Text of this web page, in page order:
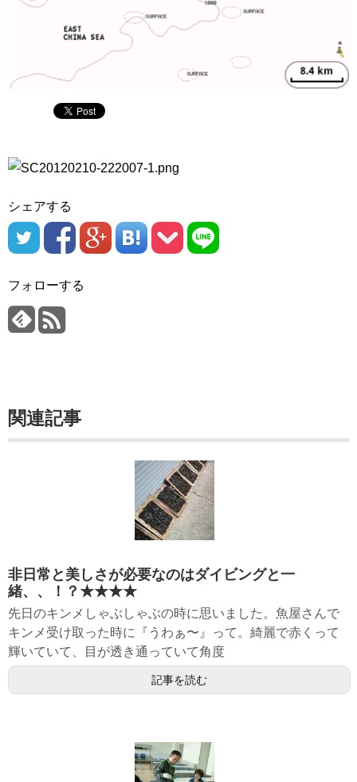
シェアする
フォローする
関連記事
非日常と美しさが必要なのはダイビングと一
緒、、！？★★★★
先日のキンメしゃぶしゃぶの時に思いました。魚屋さんで
キンメ受け取った時に『うわぁ〜』って。綺麗で赤くって
輝いていて、目が透き通っていて角度
記事を読む